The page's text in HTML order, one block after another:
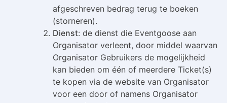
afgeschreven bedrag terug te boeken
(storneren).
Dienst: de dienst die Eventgoose aan
Organisator verleent, door middel waarvan
Organisator Gebruikers de mogelijkheid
kan bieden om één of meerdere Ticket(s)
te kopen via de website van Organisator
voor een door of namens Organisator